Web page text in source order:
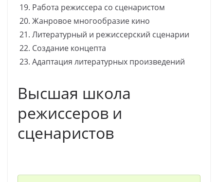
Работа режиссера со сценаристом
Жанровое многообразие кино
Литературный и режиссерский сценарии
Создание концепта
Адаптация литературных произведений
Высшая школа
режиссеров и
сценаристов